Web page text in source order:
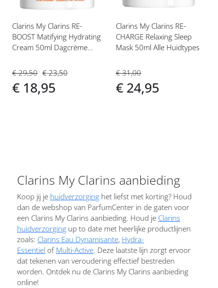
Clarins My Clarins RE-
BOOST Matifying Hydrating
Cream 50ml Dagcrème
Huid
€ 29,50
€ 18,95
€ 23,50
Clarins My Clarins RE-
CHARGE Relaxing Sleep
Mask 50ml Alle Huidtypes
€ 31,00
€ 24,95
Clarins My Clarins aanbieding
Koop jij je huidverzorging het liefst met korting? Houd
dan de webshop van ParfumCenter in de gaten voor
een Clarins My Clarins aanbieding. Houd je Clarins
huidverzorging up to date met heerlijke productlijnen
zoals: Clarins Eau Dynamisante, Hydra-
Essentiel of Multi-Active. Deze laatste lijn zorgt ervoor
dat tekenen van veroudering effectief bestreden
worden. Ontdek nu de Clarins My Clarins aanbieding
online!